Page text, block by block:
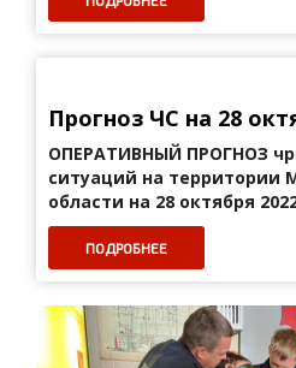
Прогноз ЧС на 28
ОПЕРАТИВНЫЙ ПРОГНОЗ
ситуаций на территории
области на 28 октября
ПОДРОБНЕЕ